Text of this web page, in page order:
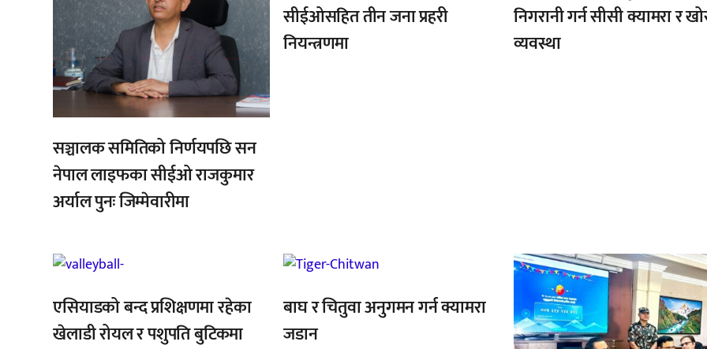
सञ्चालक समितिको निर्णयपछि सन
नेपाल लाइफका सीईओ राजकुमार
अर्याल पुनः जिम्मेवारीमा
सीईओसहित तीन जना प्रहरी
नियन्त्रणमा
निगरानी गर्न सीसी क्यामरा र
व्यवस्था
,
एसियाडको बन्द प्रशिक्षणमा रहेका
खेलाडी रोयल र पशुपति बुटिकमा
बाघ र चितुवा अनुगमन गर्न क्यामरा
जडान
,